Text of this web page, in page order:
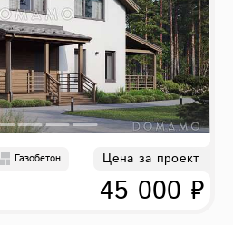
Газобетон Цена за проект
45 000 ₽